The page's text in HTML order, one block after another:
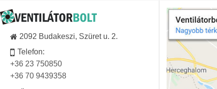
093Ft
2092 Budakeszi, Szüret u. 2.
Telefon:
+36 23 750850
+36 70 9439358